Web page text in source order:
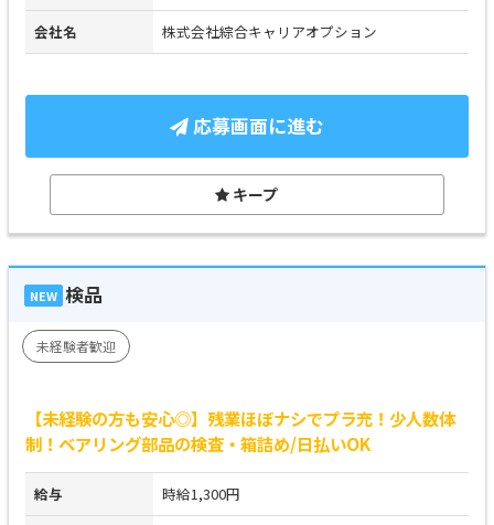
会社名 株式会社綜合キャリアオプション
応募画面に進む
キープ
NEW 検品
未経験者歓迎
【未経験の方も安心◎】残業ほぼナシでプラ充！少人数体
制！ベアリング部品の検査・箱詰め/日払いOK
給与 時給1,300円